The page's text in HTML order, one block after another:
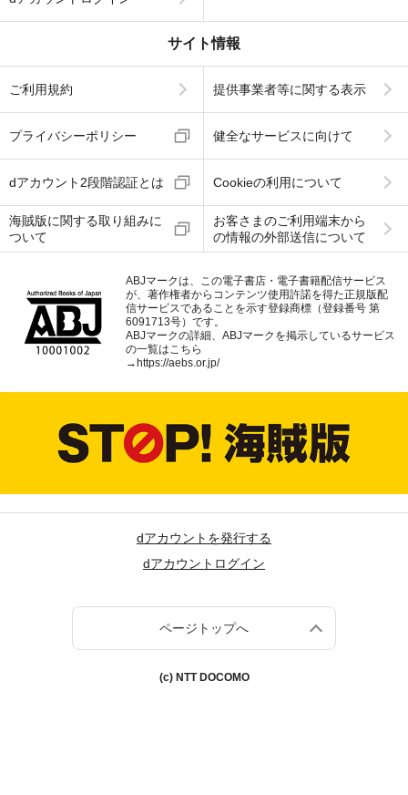
サイト情報
ご利用規約 提供事業者等に関する表示
プライバシーポリシー 健全なサービスに向けて
dアカウント2段階認証とは Cookieの利用について
海賊版に関する取り組みに
ついて
お客さまのご利用端末から
の情報の外部送信について
ABJマークは、この電子書店・電子書籍配信サービス
が、著作権者からコンテンツ使用許諾を得た正規版配
信サービスであることを示す登録商標（登録番号 第
6091713号）です。
ABJマークの詳細、ABJマークを掲示しているサービス
の一覧はこちら
→ https://aebs.or.jp/
dアカウントを発行する
dアカウントログイン
ページトップへ
(c) NTT DOCOMO